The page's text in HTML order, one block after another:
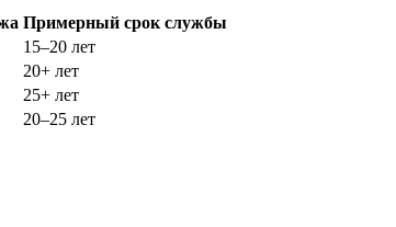
Примерный срок службы
15–20 лет
20+ лет
25+ лет
20–25 лет